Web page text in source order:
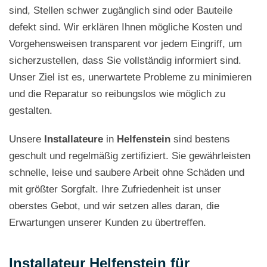
sind, Stellen schwer zugänglich sind oder Bauteile
defekt sind. Wir erklären Ihnen mögliche Kosten und
Vorgehensweisen transparent vor jedem Eingriff, um
sicherzustellen, dass Sie vollständig informiert sind.
Unser Ziel ist es, unerwartete Probleme zu minimieren
und die Reparatur so reibungslos wie möglich zu
gestalten.
Unsere Installateure in Helfenstein sind bestens
geschult und regelmäßig zertifiziert. Sie gewährleisten
schnelle, leise und saubere Arbeit ohne Schäden und
mit größter Sorgfalt. Ihre Zufriedenheit ist unser
oberstes Gebot, und wir setzen alles daran, die
Erwartungen unserer Kunden zu übertreffen.
Installateur Helfenstein für